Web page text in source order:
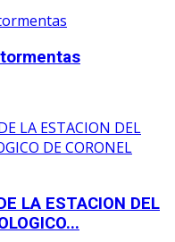
LA ESTACION DEL